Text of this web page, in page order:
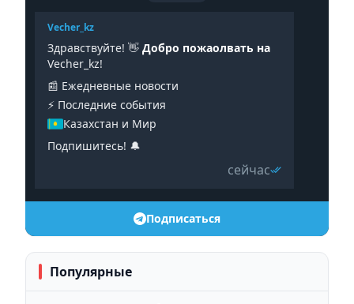
Vecher_kz
Здравствуйте! 👋 Добро пожаолвать на
Vecher_kz!
📰 Ежедневные новости
⚡️ Последние события
Казахстан и Мир
Подпишитесь! 🔔
сейчас
Подписаться
Популярные